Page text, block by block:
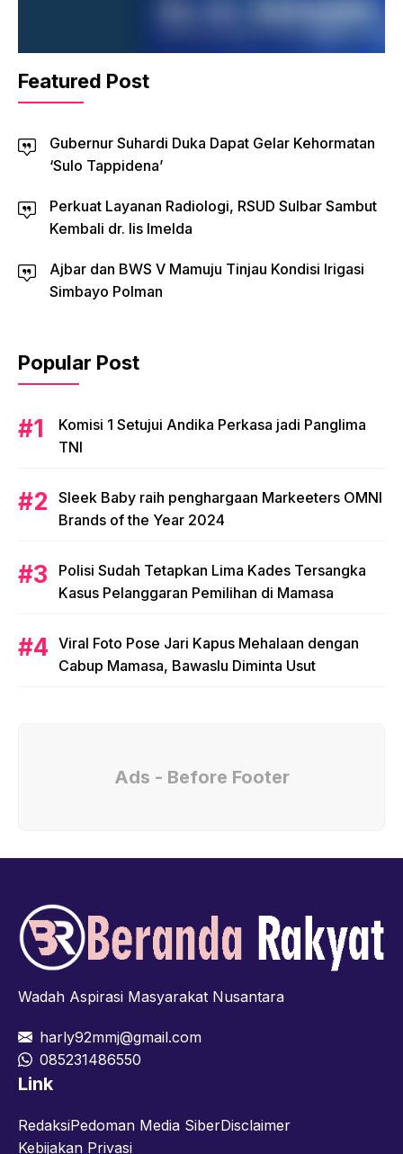
Featured Post
Gubernur Suhardi Duka Dapat Gelar Kehormatan
‘Sulo Tappidena’
Perkuat Layanan Radiologi, RSUD Sulbar Sambut
Kembali dr. Iis Imelda
Ajbar dan BWS V Mamuju Tinjau Kondisi Irigasi
Simbayo Polman
Popular Post
Komisi 1 Setujui Andika Perkasa jadi Panglima
TNI
Sleek Baby raih penghargaan Markeeters OMNI
Brands of the Year 2024
Polisi Sudah Tetapkan Lima Kades Tersangka
Kasus Pelanggaran Pemilihan di Mamasa
Viral Foto Pose Jari Kapus Mehalaan dengan
Cabup Mamasa, Bawaslu Diminta Usut
Ads - Before Footer
Wadah Aspirasi Masyarakat Nusantara
harly92mmj@gmail.com
085231486550
Link
RedaksiPedoman Media SiberDisclaimer
Kebijakan Privasi